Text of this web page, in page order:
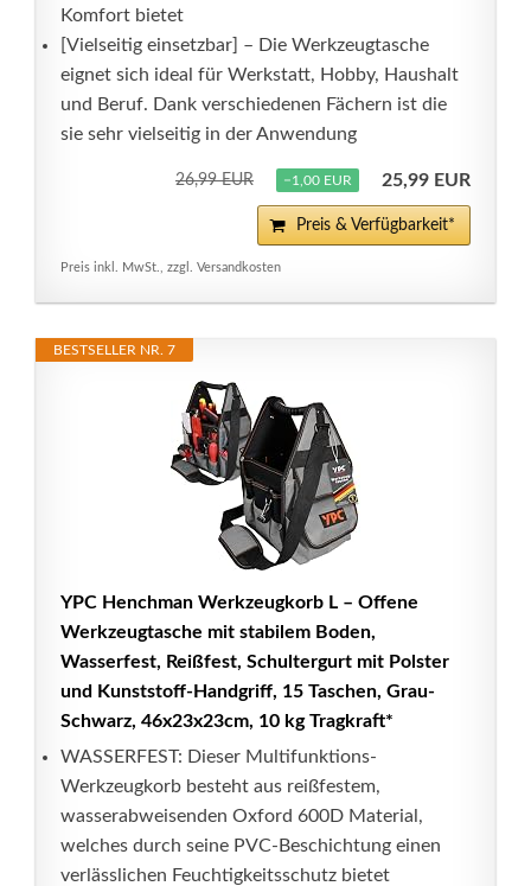
Komfort bietet
[Vielseitig einsetzbar] – Die Werkzeugtasche
eignet sich ideal für Werkstatt, Hobby, Haushalt
und Beruf. Dank verschiedenen Fächern ist die
sie sehr vielseitig in der Anwendung
26,99 EUR −1,00 EUR 25,99 EUR
Preis & Verfügbarkeit*
Preis inkl. MwSt., zzgl. Versandkosten
BESTSELLER NR. 7
YPC Henchman Werkzeugkorb L – Offene
Werkzeugtasche mit stabilem Boden,
Wasserfest, Reißfest, Schultergurt mit Polster
und Kunststoff-Handgriff, 15 Taschen, Grau-
Schwarz, 46x23x23cm, 10 kg Tragkraft*
WASSERFEST: Dieser Multifunktions-
Werkzeugkorb besteht aus reißfestem,
wasserabweisenden Oxford 600D Material,
welches durch seine PVC-Beschichtung einen
verlässlichen Feuchtigkeitsschutz bietet